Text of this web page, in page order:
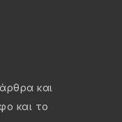
και
και το